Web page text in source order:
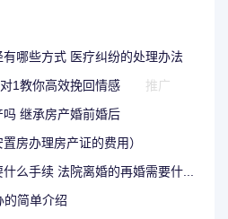
哪些方式 医疗纠纷的处理办法
1教你高效挽回情感
推广
继承房产婚前婚后
房办理房产证的费用）
么手续 法院离婚的再婚需要什...
的简单介绍